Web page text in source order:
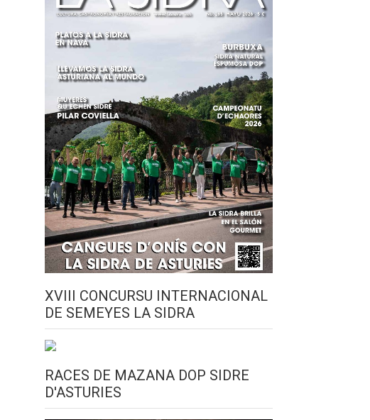
XVIII CONCURSU INTERNACIONAL
DE SEMEYES LA SIDRA
RACES DE MAZANA DOP SIDRE
D'ASTURIES